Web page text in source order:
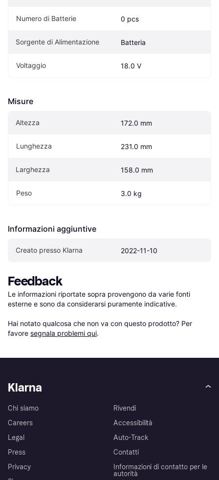
Numero di Batterie 0 pcs
Sorgente di Alimentazione Batteria
Voltaggio 18.0 V
Misure
Altezza 172.0 mm
Lunghezza 231.0 mm
Larghezza 158.0 mm
Peso 3.0 kg
Informazioni aggiuntive
Creato presso Klarna 2022-11-10
Feedback
Le informazioni riportate sopra provengono da varie fonti
esterne e sono da considerarsi puramente indicative.
Hai notato qualcosa che non va con questo prodotto? Per
favore segnala problemi qui.
Klarna
Chi siamo
Careers
Legal
Press
Privacy
Rivendi
Accessibilità
Auto-Track
Contatti
Informazioni di contatto per le
autorità